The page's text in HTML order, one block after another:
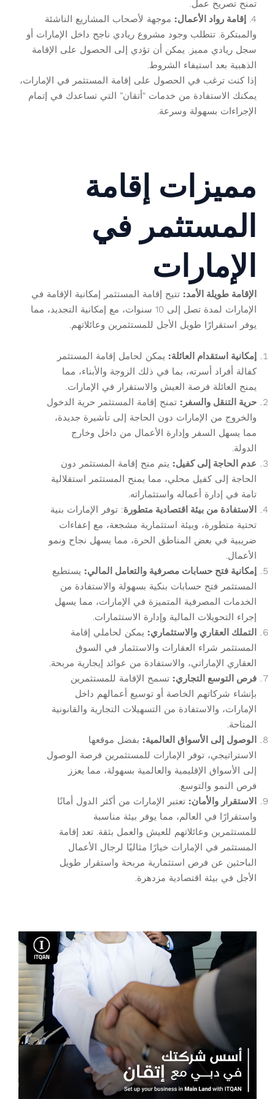
تمنح تصريح عمل.
4. إقامة رواد الأعمال: موجهة لأصحاب المشاريع الناشئة
والمبتكرة. تتطلب وجود مشروع ريادي ناجح داخل الإمارات أو
سجل ريادي مميز. يمكن أن تؤدي إلى الحصول على الإقامة
الذهبية بعد استيفاء الشروط.
إذا كنت ترغب في الحصول على إقامة المستثمر في الإمارات،
يمكنك الاستفادة من خدمات “أتقان” التي تساعدك في إتمام
الإجراءات بسهولة وسرعة.
مميزات إقامة
المستثمر في
الإمارات
الإقامة طويلة الأمد: تتيح إقامة المستثمر إمكانية الإقامة في
الإمارات لمدة تصل إلى 10 سنوات، مع إمكانية التجديد، مما
يوفر استقرارًا طويل الأجل للمستثمرين وعائلاتهم.
إمكانية استقدام العائلة: يمكن لحامل إقامة المستثمر
كفالة أفراد أسرته، بما في ذلك الزوجة والأبناء، مما
يمنح العائلة فرصة العيش والاستقرار في الإمارات.
حرية التنقل والسفر: تمنح إقامة المستثمر حرية الدخول
والخروج من الإمارات دون الحاجة إلى تأشيرة جديدة،
مما يسهل السفر وإدارة الأعمال من داخل وخارج
الدولة.
عدم الحاجة إلى كفيل: يتم منح إقامة المستثمر دون
الحاجة إلى كفيل محلي، مما يمنح المستثمر استقلالية
تامة في إدارة أعماله واستثماراته.
الاستفادة من بيئة اقتصادية متطورة: توفر الإمارات بنية
تحتية متطورة، وبيئة استثمارية مشجعة، مع إعفاءات
ضريبية في بعض المناطق الحرة، مما يسهل نجاح ونمو
الأعمال.
إمكانية فتح حسابات مصرفية والتعامل المالي: يستطيع
المستثمر فتح حسابات بنكية بسهولة والاستفادة من
الخدمات المصرفية المتميزة في الإمارات، مما يسهل
إجراء التحويلات المالية وإدارة الاستثمارات.
التملك العقاري والاستثماري: يمكن لحاملي إقامة
المستثمر شراء العقارات والاستثمار في السوق
العقاري الإماراتي، والاستفادة من عوائد إيجارية مربحة.
فرص التوسع التجاري: تسمح الإقامة للمستثمرين
بإنشاء شركاتهم الخاصة أو توسيع أعمالهم داخل
الإمارات، والاستفادة من التسهيلات التجارية والقانونية
المتاحة.
الوصول إلى الأسواق العالمية: بفضل موقعها
الاستراتيجي، توفر الإمارات للمستثمرين فرصة الوصول
إلى الأسواق الإقليمية والعالمية بسهولة، مما يعزز
فرص النمو والتوسع.
الاستقرار والأمان: تعتبر الإمارات من أكثر الدول أمانًا
واستقرارًا في العالم، مما يوفر بيئة مناسبة
للمستثمرين وعائلاتهم للعيش والعمل بثقة. تعد إقامة
المستثمر في الإمارات خيارًا مثاليًا لرجال الأعمال
الباحثين عن فرص استثمارية مربحة واستقرار طويل
الأجل في بيئة اقتصادية مزدهرة.